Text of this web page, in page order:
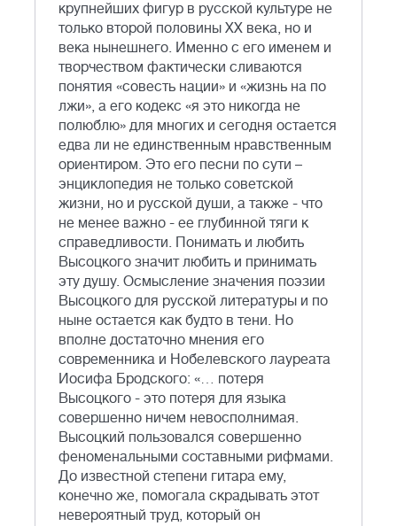
крупнейших фигур в русской культуре не
только второй половины ХХ века, но и
века нынешнего. Именно с его именем и
творчеством фактически сливаются
понятия «совесть нации» и «жизнь на по
лжи», а его кодекс «я это никогда не
полюблю» для многих и сегодня остается
едва ли не единственным нравственным
ориентиром. Это его песни по сути –
энциклопедия не только советской
жизни, но и русской души, а также - что
не менее важно - ее глубинной тяги к
справедливости. Понимать и любить
Высоцкого значит любить и принимать
эту душу. Осмысление значения поэзии
Высоцкого для русской литературы и по
ныне остается как будто в тени. Но
вполне достаточно мнения его
современника и Нобелевского лауреата
Иосифа Бродского: «… потеря
Высоцкого - это потеря для языка
совершенно ничем невосполнимая.
Высоцкий пользовался совершенно
феноменальными составными рифмами.
До известной степени гитара ему,
конечно же, помогала скрадывать этот
невероятный труд, который он